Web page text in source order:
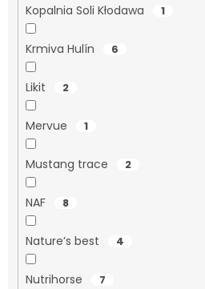
Kopalnia Soli Kłodawa 1
Krmiva Hulín 6
Likit 2
Mervue 1
Mustang trace 2
NAF 8
Nature’s best 4
Nutrihorse 7